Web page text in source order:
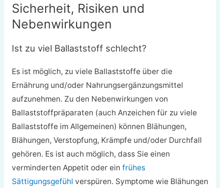
Sicherheit, Risiken und
Nebenwirkungen
Ist zu viel Ballaststoff schlecht?
Es ist möglich, zu viele Ballaststoffe über die
Ernährung und/oder Nahrungsergänzungsmittel
aufzunehmen. Zu den Nebenwirkungen von
Ballaststoffpräparaten (auch Anzeichen für zu viele
Ballaststoffe im Allgemeinen) können Blähungen,
Blähungen, Verstopfung, Krämpfe und/oder Durchfall
gehören. Es ist auch möglich, dass Sie einen
verminderten Appetit oder ein frühes
Sättigungsgefühl verspüren. Symptome wie Blähungen